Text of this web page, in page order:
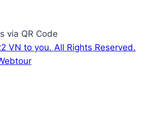
via QR Code
VN to you. All Rights Reserved.